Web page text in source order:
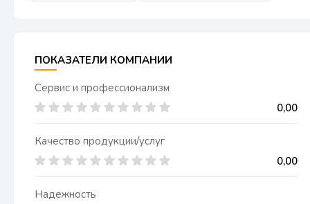
ПОКАЗАТЕЛИ КОМПАНИИ
Сервис и профессионализм
0,00
Качество продукции/услуг
0,00
Надежность